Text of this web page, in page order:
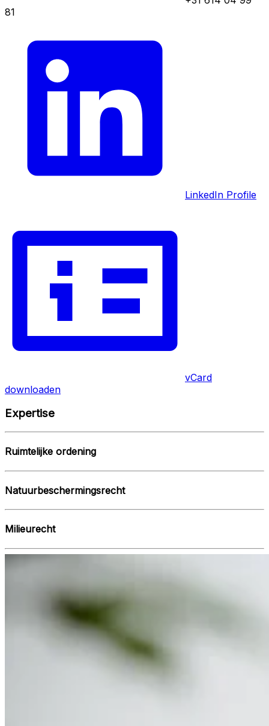
81
LinkedIn Profile
vCard
downloaden
Expertise
Ruimtelijke ordening
Natuurbeschermingsrecht
Milieurecht